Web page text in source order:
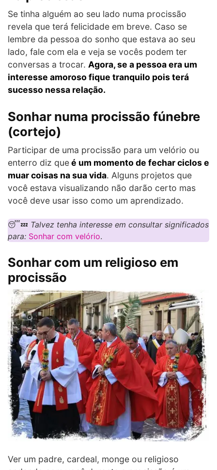
Se tinha alguém ao seu lado numa procissão
revela que terá felicidade em breve. Caso se
lembre da pessoa do sonho que estava ao seu
lado, fale com ela e veja se vocês podem ter
conversas a trocar. Agora, se a pessoa era um
interesse amoroso fique tranquilo pois terá
sucesso nessa relação.
Sonhar numa procissão fúnebre
(cortejo)
Participar de uma procissão para um velório ou
enterro diz queé um momento de fechar ciclos e
muar coisas na sua vida. Alguns projetos que
você estava visualizando não darão certo mas
você deve usar isso como um aprendizado.
😴💤 Talvez tenha interesse em consultar significados
para: Sonhar com velório.
Sonhar com um religioso em
procissão
Ver um padre, cardeal, monge ou religioso